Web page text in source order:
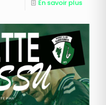
En savoir plus